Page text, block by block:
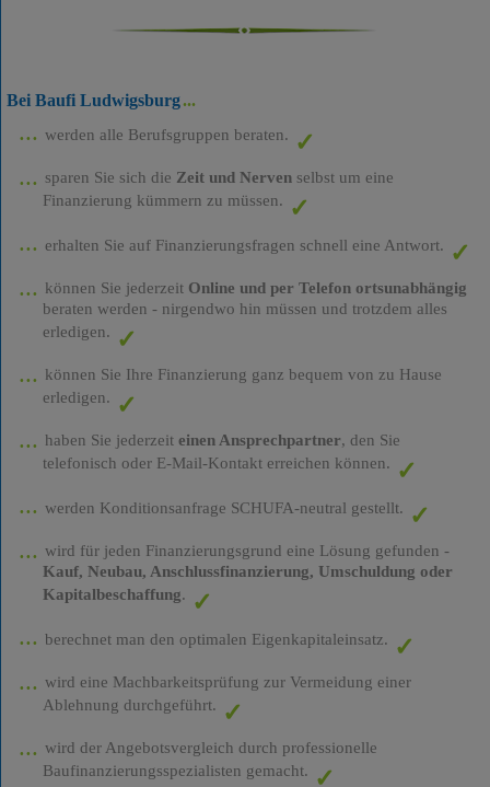
Bei Baufi Ludwigsburg
werden alle Berufsgruppen beraten.
sparen Sie sich die Zeit und Nervenselbst um eine
Finanzierung kümmern zu müssen.
erhalten Sie auf Finanzierungsfragen schnell eine Antwort.
können Sie jederzeit Online und per Telefon ortsunabhängig
beraten werden - nirgendwo hin müssen und trotzdem alles
erledigen.
können Sie Ihre Finanzierung ganz bequem von zu Hause
erledigen.
haben Sie jederzeit einen Ansprechpartner, den Sie
telefonisch oder E-Mail-Kontakt erreichen können.
werden Konditionsanfrage SCHUFA-neutral gestellt.
wird für jeden Finanzierungsgrund eine Lösung gefunden -
Kauf, Neubau, Anschlussfinanzierung, Umschuldung oder
Kapitalbeschaffung.
berechnet man den optimalen Eigenkapitaleinsatz.
wird eine Machbarkeitsprüfung zur Vermeidung einer
Ablehnung durchgeführt.
wird der Angebotsvergleich durch professionelle
Baufinanzierungsspezialisten gemacht.